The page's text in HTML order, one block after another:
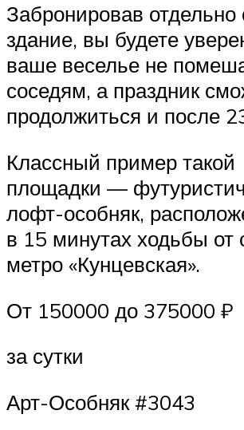
Забронировав
здание, вы будете
ваше веселье не
соседям, а праздник
продолжиться и после
Классный пример такой
площадки —
лофт-особняк,
в 15 минутах ходьбы от
метро «Кунцевская».
От 150000 до 375000 ₽
за сутки
Арт-Особняк #3043